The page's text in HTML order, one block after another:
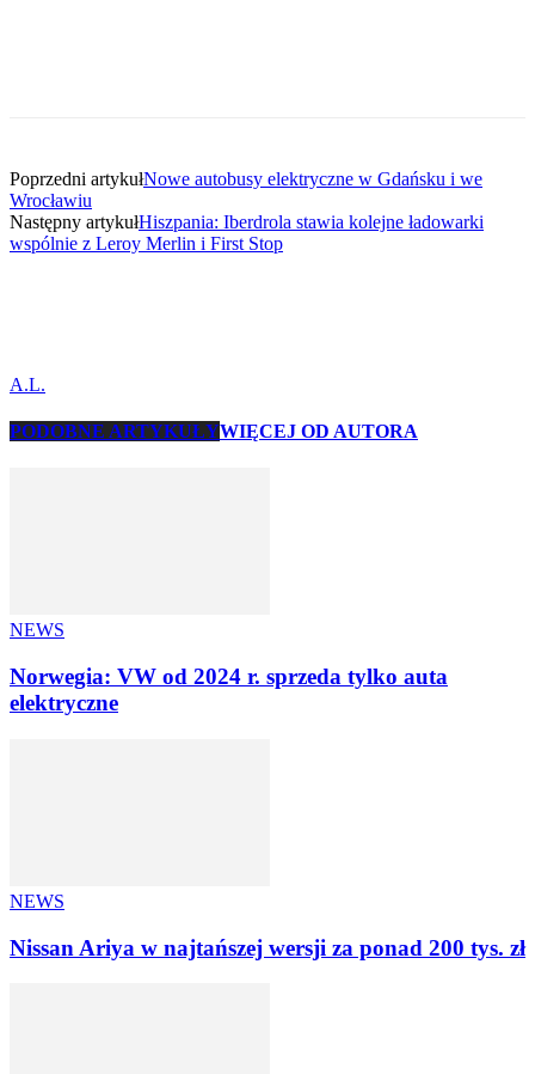
Poprzedni artykułNowe autobusy elektryczne w Gdańsku i we
Wrocławiu
Następny artykułHiszpania: Iberdrola stawia kolejne ładowarki
wspólnie z Leroy Merlin i First Stop
A.L.
PODOBNE ARTYKUŁYWIĘCEJ OD AUTORA
NEWS
Norwegia: VW od 2024 r. sprzeda tylko auta
elektryczne
NEWS
Nissan Ariya w najtańszej wersji za ponad 200 tys. zł